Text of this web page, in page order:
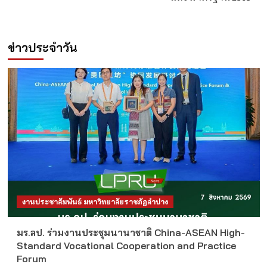
ข่าวประจำวัน
งานประชาสัมพันธ์ มหาวิทยาลัยราชภัฏลำปาง
มร.ลป. ร่วมงานประชุมนานาชาติ China-ASEAN High-
Standard Vocational Cooperation and Practice
Forum